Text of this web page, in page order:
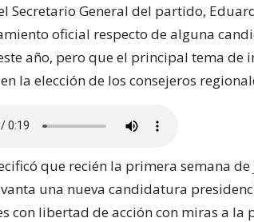
Secretario General del partido,
oficial respecto de alguna
año, pero que el principal tema de
la elección de los consejeros
que recién la primera semana
una nueva candidatura
con libertad de acción con miras a la